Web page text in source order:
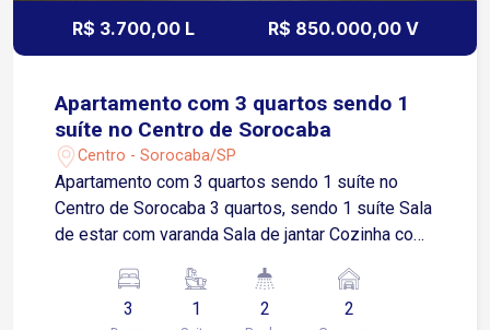
R$ 3.700,00 L R$ 850.000,00 V
Apartamento com 3 quartos sendo 1
suíte no Centro de Sorocaba
Centro - Sorocaba/SP
Apartamento com 3 quartos sendo 1 suíte no
Centro de Sorocaba 3 quartos, sendo 1 suíte Sala
de estar com varanda Sala de jantar Cozinha com
vagas de garagem cobertas Imóvel com
ambientes amplos, bem iluminados e excelente
3 1 2 2